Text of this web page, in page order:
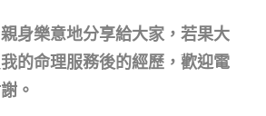
身樂意地分享給大家，若果大
的命理服務後的經歷，歡迎電
。